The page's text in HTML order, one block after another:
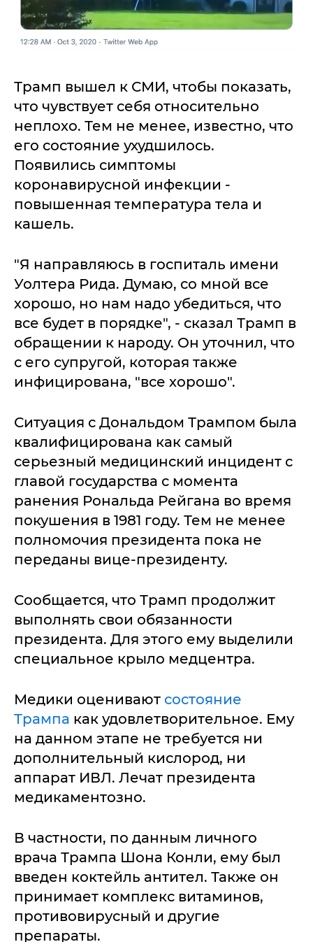
Трамп вышел к СМИ, чтобы показать,
что чувствует себя относительно
неплохо. Тем не менее, известно, что
его состояние ухудшилось.
Появились симптомы
коронавирусной инфекции -
повышенная температура тела и
кашель.
"Я направляюсь в госпиталь имени
Уолтера Рида. Думаю, со мной все
хорошо, но нам надо убедиться, что
все будет в порядке", - сказал Трамп в
обращении к народу. Он уточнил, что
с его супругой, которая также
инфицирована, "все хорошо".
Ситуация с Дональдом Трампом была
квалифицирована как самый
серьезный медицинский инцидент с
главой государства с момента
ранения Рональда Рейгана во время
покушения в 1981 году. Тем не менее
полномочия президента пока не
переданы вице-президенту.
Сообщается, что Трамп продолжит
выполнять свои обязанности
президента. Для этого ему выделили
специальное крыло медцентра.
Медики оценивают состояние
Трампа как удовлетворительное. Ему
на данном этапе не требуется ни
дополнительный кислород, ни
аппарат ИВЛ. Лечат президента
медикаментозно.
В частности, по данным личного
врача Трампа Шона Конли, ему был
введен коктейль антител. Также он
принимает комплекс витаминов,
противовирусный и другие
препараты.